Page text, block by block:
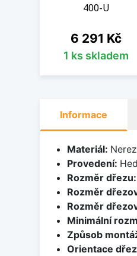
400-U
Cena
6 291 Kč
1 ks skladem
Informace
Materiál: Nerez
Provedení:
Rozměr dřezu:
Rozměr
Rozměr
Minimální
Způsob
Orientace